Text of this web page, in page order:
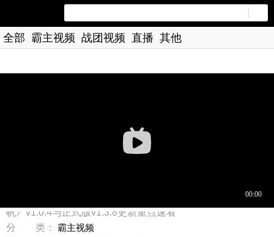
全部 霸主视频 战团视频 直播 其他
标 题：连更四天，陌生！夜晚光照彻底优化！骑砍2《战
帆》v1.0.4与正式版v1.3.8更新重点速看
分 类：
霸主视频